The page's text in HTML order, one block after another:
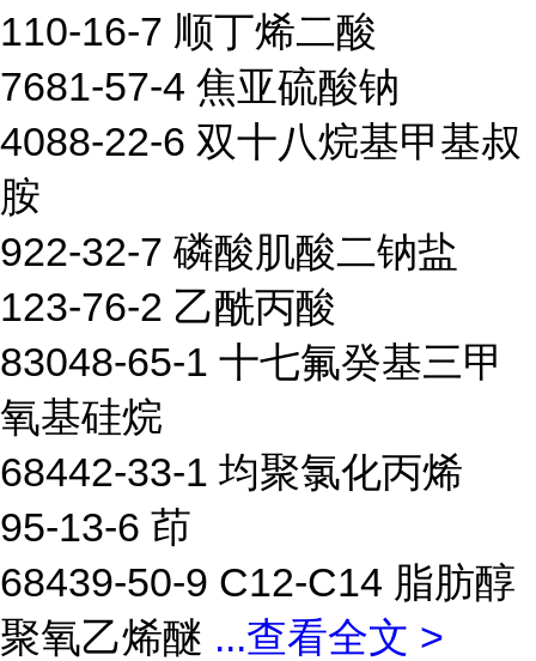
110-16-7 顺丁烯二酸
7681-57-4 焦亚硫酸钠
4088-22-6 双十八烷基甲基叔
胺
922-32-7 磷酸肌酸二钠盐
123-76-2 乙酰丙酸
83048-65-1 十七氟癸基三甲
氧基硅烷
68442-33-1 均聚氯化丙烯
95-13-6 茚
68439-50-9 C12-C14 脂肪醇
聚氧乙烯醚 ...查看全文 >